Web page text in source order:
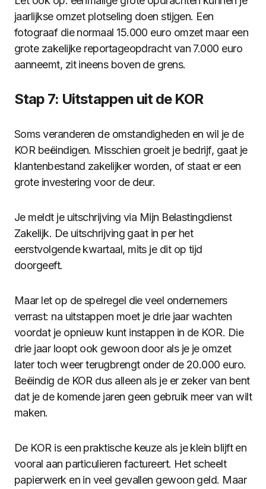
jaarlijkse omzet plotseling doen stijgen. Een
fotograaf die normaal 15.000 euro omzet maar een
grote zakelijke reportageopdracht van 7.000 euro
aanneemt, zit ineens boven de grens.
Stap 7: Uitstappen uit de KOR
Soms veranderen de omstandigheden en wil je de
KOR beëindigen. Misschien groeit je bedrijf, gaat je
klantenbestand zakelijker worden, of staat er een
grote investering voor de deur.
Je meldt je uitschrijving via Mijn Belastingdienst
Zakelijk. De uitschrijving gaat in per het
eerstvolgende kwartaal, mits je dit op tijd
doorgeeft.
Maar let op de spelregel die veel ondernemers
verrast: na uitstappen moet je drie jaar wachten
voordat je opnieuw kunt instappen in de KOR. Die
drie jaar loopt ook gewoon door als je je omzet
later toch weer terugbrengt onder de 20.000 euro.
Beëindig de KOR dus alleen als je er zeker van bent
dat je de komende jaren geen gebruik meer van wilt
maken.
De KOR is een praktische keuze als je klein blijft en
vooral aan particulieren factureert. Het scheelt
papierwerk en in veel gevallen gewoon geld. Maar